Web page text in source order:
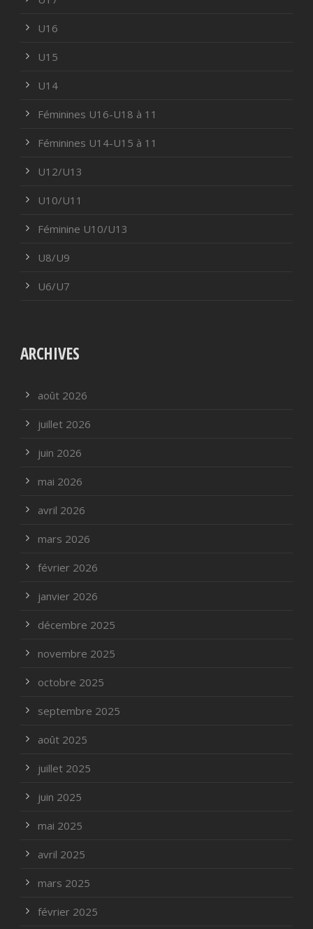
U16
U15
U14
Féminines U16-U18 à 11
Féminines U14-U15 à 11
U12/U13
U10/U11
Féminine U10/U13
U8/U9
U6/U7
ARCHIVES
août 2026
juillet 2026
juin 2026
mai 2026
avril 2026
mars 2026
février 2026
janvier 2026
décembre 2025
novembre 2025
octobre 2025
septembre 2025
août 2025
juillet 2025
juin 2025
mai 2025
avril 2025
mars 2025
février 2025